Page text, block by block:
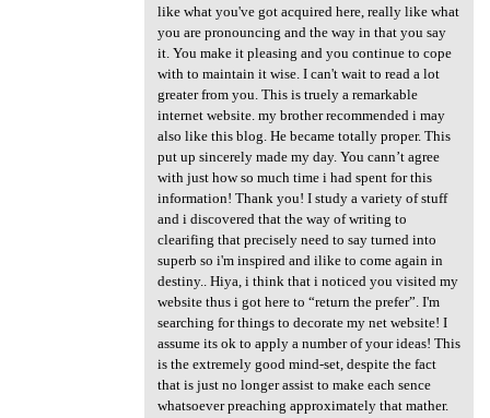
like what you've got acquired here, really like what
you are pronouncing and the way in that you say
it. You make it pleasing and you continue to cope
with to maintain it wise. I can't wait to read a lot
greater from you. This is truely a remarkable
internet website. my brother recommended i may
also like this blog. He became totally proper. This
put up sincerely made my day. You cann’t agree
with just how so much time i had spent for this
information! Thank you! I study a variety of stuff
and i discovered that the way of writing to
clearifing that precisely need to say turned into
superb so i'm inspired and ilike to come again in
destiny.. Hiya, i think that i noticed you visited my
website thus i got here to “return the prefer”. I'm
searching for things to decorate my net website! I
assume its ok to apply a number of your ideas! This
is the extremely good mind-set, despite the fact
that is just no longer assist to make each sence
whatsoever preaching approximately that mather.